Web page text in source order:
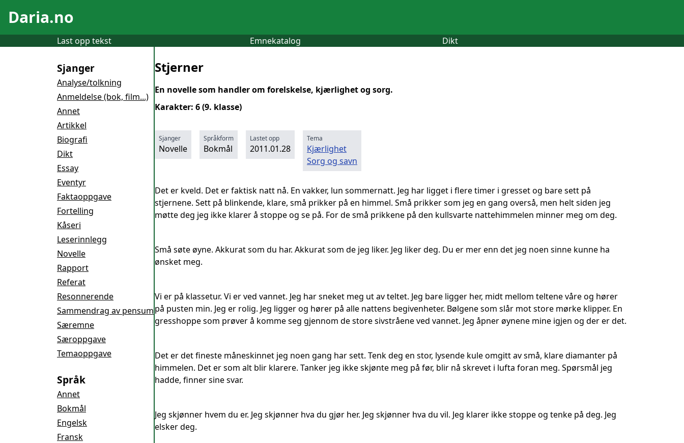
Daria.no
Last opp tekst Emnekatalog Dikt
Sjanger
Analyse/tolkning
Anmeldelse (bok, film...)
Annet
Artikkel
Biografi
Dikt
Essay
Eventyr
Faktaoppgave
Fortelling
Kåseri
Leserinnlegg
Novelle
Rapport
Referat
Resonnerende
Sammendrag av pensum
Særemne
Særoppgave
Temaoppgave
Språk
Annet
Bokmål
Engelsk
Fransk
Stjerner
En novelle som handler om forelskelse, kjærlighet og sorg.
Karakter: 6 (9. klasse)
Sjanger
Novelle
Språkform
Bokmål
Lastet opp
2011.01.28
Tema
Kjærlighet
Sorg og savn
Det er kveld. Det er faktisk natt nå. En vakker, lun sommernatt. Jeg har ligget i flere timer i gresset og bare sett på
stjernene. Sett på blinkende, klare, små prikker på en himmel. Små prikker som jeg en gang overså, men helt siden jeg
møtte deg jeg ikke klarer å stoppe og se på. For de små prikkene på den kullsvarte nattehimmelen minner meg om deg.
Små søte øyne. Akkurat som du har. Akkurat som de jeg liker. Jeg liker deg. Du er mer enn det jeg noen sinne kunne ha
ønsket meg.
Vi er på klassetur. Vi er ved vannet. Jeg har sneket meg ut av teltet. Jeg bare ligger her, midt mellom teltene våre og hører
på pusten min. Jeg er rolig. Jeg ligger og hører på alle nattens begivenheter. Bølgene som slår mot store mørke klipper. En
gresshoppe som prøver å komme seg gjennom de store sivstråene ved vannet. Jeg åpner øynene mine igjen og der er det.
Det er det fineste måneskinnet jeg noen gang har sett. Tenk deg en stor, lysende kule omgitt av små, klare diamanter på
himmelen. Det er som alt blir klarere. Tanker jeg ikke skjønte meg på før, blir nå skrevet i lufta foran meg. Spørsmål jeg
hadde, finner sine svar.
Jeg skjønner hvem du er. Jeg skjønner hva du gjør her. Jeg skjønner hva du vil. Jeg klarer ikke stoppe og tenke på deg. Jeg
elsker deg.